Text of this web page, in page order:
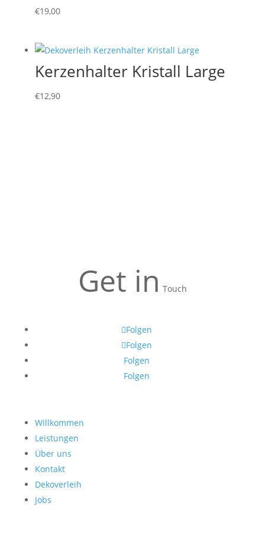
€19,00
Kerzenhalter Kristall Large
€12,90
Get in Touch
Folgen
Folgen
Folgen
Folgen
Willkommen
Leistungen
Über uns
Kontakt
Dekoverleih
Jobs